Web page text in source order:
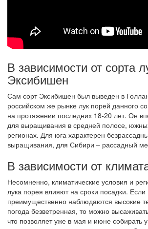
В зависимости от сорта
Эксибишен
Сам сорт Эксибишен был выведен в
российском же рынке лук порей данного
на протяжении последних 18-20 лет. Он
для выращивания в средней полосе,
регионах. Для юга характерен
выращивания, для Сибири – рассадный
В зависимости от
Несомненно, климатические условия и
лука порея влияют на сроки посадки. Если
преимущественно наблюдаются высокие
погода безветренная, то можно
что позволяет уже в мая и июне собирать